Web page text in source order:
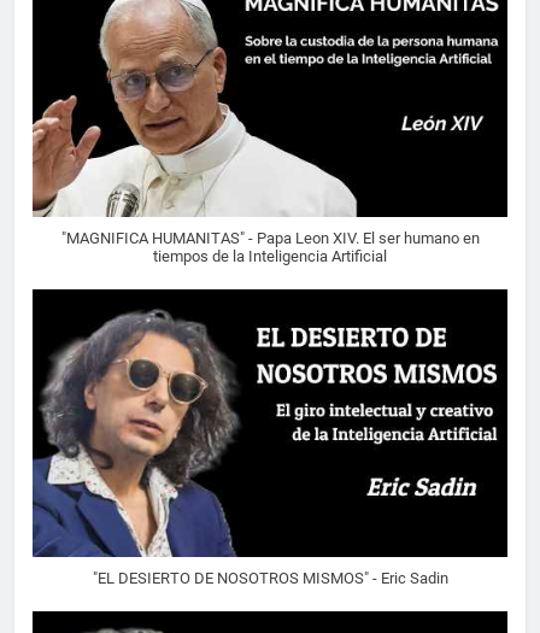
"MAGNIFICA HUMANITAS" - Papa Leon XIV. El ser humano en
tiempos de la Inteligencia Artificial
"EL DESIERTO DE NOSOTROS MISMOS" - Eric Sadin